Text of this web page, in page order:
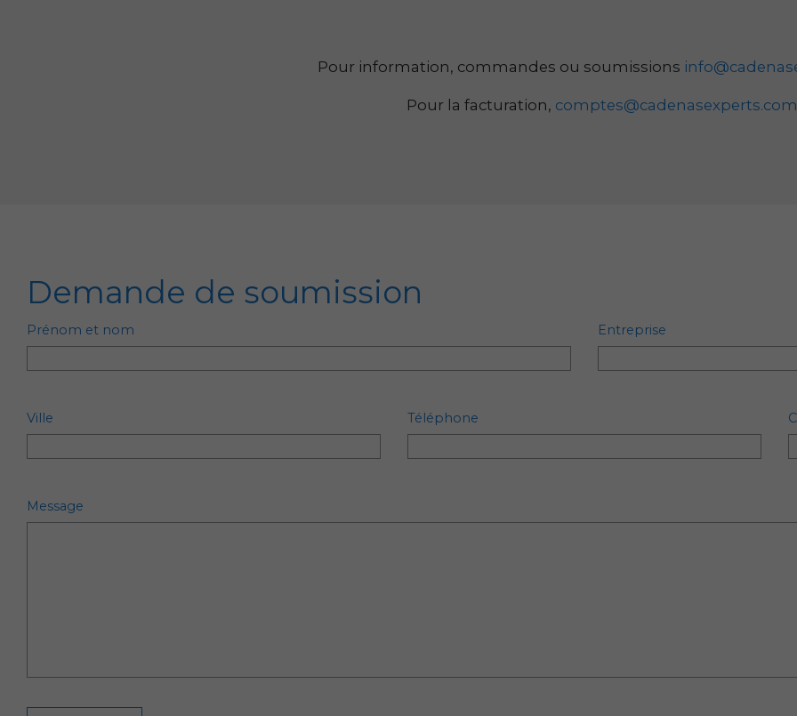
Pour information, commandes ou soumissions
Pour la facturation, comptes@cadenasexperts.com
Demande de soumission
Prénom et nom Entreprise
Ville Téléphone
Message